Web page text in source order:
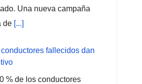
Una nueva campaña
de [...]
fallecidos dan
% de los conductores